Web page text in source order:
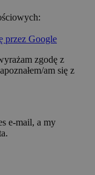
przez Google
zgodę z
am się z
e-mail, a my